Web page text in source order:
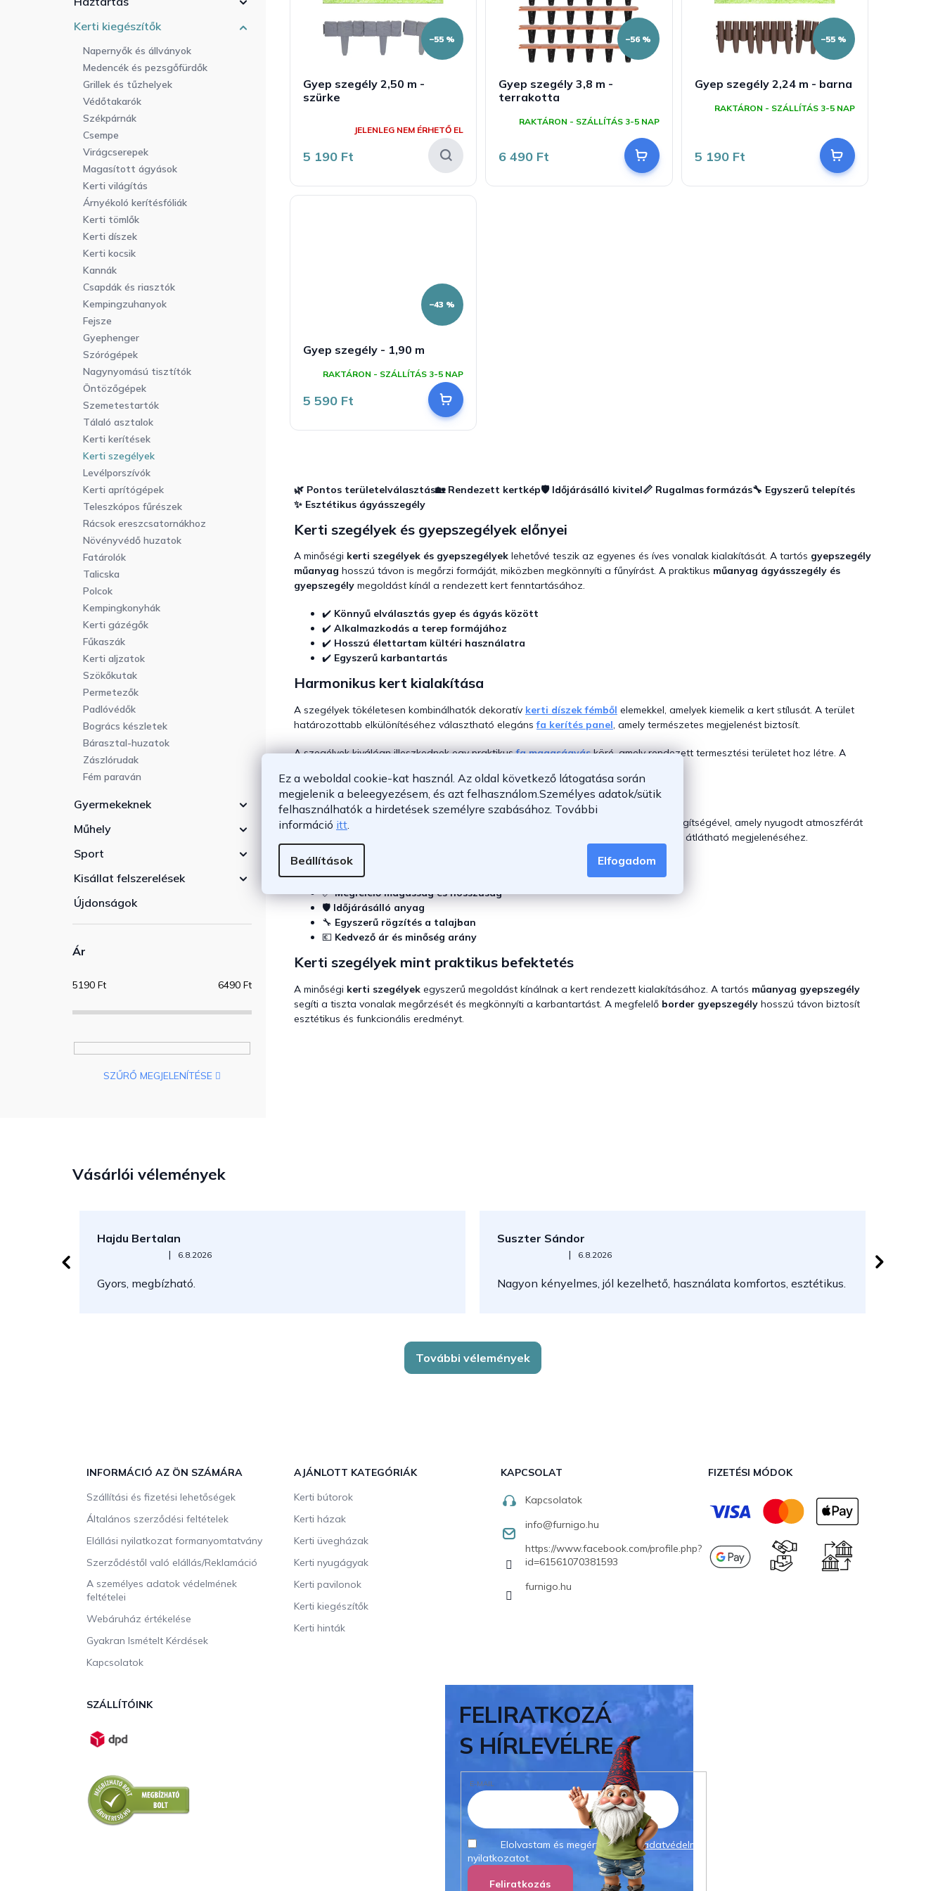
Ez a weboldal cookie-kat használ. Az oldal következő látogatása során
megjelenik a beleegyezésem, és azt felhasználom.Személyes adatok/sütik
felhasználhatók a hirdetések személyre szabásához. További
információ itt.
Beállítások Elfogadom
Kerti kiegészítők
Napernyők és állványok
Medencék és pezsgőfürdők
Grillek és tűzhelyek
Védőtakarók
Székpárnák
Csempe
Virágcserepek
Magasított ágyások
Kerti világítás
Árnyékoló kerítésfóliák
Kerti tömlők
Kerti díszek
Kerti kocsik
Kannák
Csapdák és riasztók
Kempingzuhanyok
Fejsze
Gyephenger
Szórógépek
Nagynyomású tisztítók
Öntözőgépek
Szemetestartók
Tálaló asztalok
Kerti kerítések
Kerti szegélyek
Levélporszívók
Kerti aprítógépek
Teleszkópos fűrészek
Rácsok ereszcsatornákhoz
Növényvédő huzatok
Fatárolók
Talicska
Polcok
Kempingkonyhák
Kerti gázégők
Fűkaszák
Kerti aljzatok
Szökőkutak
Permetezők
Padlóvédők
Bogrács készletek
Bárasztal-huzatok
Zászlórudak
Fém paraván
Gyermekeknek
Műhely
Sport
Kisállat felszerelések
Újdonságok
Ár
5190 Ft 6490 Ft
SZŰRŐ MEGJELENÍTÉSE
–55 %
Gyep szegély 2,50 m -
szürke
értékelése
5-
5,0
csillag.
JELENLEG NEM ÉRHETŐ EL
5 190 Ft
–56 %
Gyep szegély 3,8 m -
terrakotta
RAKTÁRON - SZÁLLÍTÁS 3-5 NAP
6 490 Ft
–55 %
Gyep szegély 2,24 m - barna
RAKTÁRON - SZÁLLÍTÁS 3-5 NAP
5 190 Ft
–43 %
Gyep szegély - 1,90 m
RAKTÁRON - SZÁLLÍTÁS 3-5 NAP
5 590 Ft
s
t
á
n
y
í
i
🌿 Pontos területelválasztás🏡 Rendezett kertkép🛡️ Időjárásálló kivitel📏 Rugalmas formázás🔧 Egyszerű telepítés
✨ Esztétikus ágyásszegély
Kerti szegélyek és gyepszegélyek előnyei
A minőségi kerti szegélyek és gyepszegélyek lehetővé teszik az egyenes és íves vonalak kialakítását. A tartós gyepszegély
műanyag hosszú távon is megőrzi formáját, miközben megkönnyíti a fűnyírást. A praktikus műanyag ágyásszegély és
gyepszegély megoldást kínál a rendezett kert fenntartásához.
✔️ Könnyű elválasztás gyep és ágyás között
✔️ Alkalmazkodás a terep formájához
✔️ Hosszú élettartam kültéri használatra
✔️ Egyszerű karbantartás
Harmonikus kert kialakítása
A szegélyek tökéletesen kombinálhatók dekoratív kerti díszek fémből elemekkel, amelyek kiemelik a kert stílusát. A terület
határozottabb elkülönítéséhez választható elegánsfa kerítés panel, amely természetes megjelenést biztosít.
A szegélyek kiválóan illeszkednek egy praktikusfa magaságyásköré, amely rendezett termesztési területet hoz létre. A
Kellemes hangulat a kertben
A harmonikus összhatás érdekében a kert díszíthető egy elegáns
segítségével, amely nyugodt atmoszférát
hozzájárul a kert rendezett és átlátható megjelenéséhez.
Mire figyeljünk a választás során
📏Megfelelő magasság és hosszúság
🛡️ Időjárásálló anyag
🔧 Egyszerű rögzítés a talajban
💶 Kedvező ár és minőség arány
Kerti szegélyek mint praktikus befektetés
A minőségi kerti szegélyek egyszerű megoldást kínálnak a kert rendezett kialakításához. A tartós műanyag gyepszegély
segíti a tiszta vonalak megőrzését és megkönnyíti a karbantartást. A megfelelő border gyepszegély hosszú távon biztosít
esztétikus és funkcionális eredményt.
Vásárlói vélemények
Hajdu Bertalan
Az áruház értékelése 5-ből 5 csillag.
| 6.8.2026
Gyors, megbízható.
Suszter Sándor
Az áruház értékelése 5-ből 5 csillag.
| 6.8.2026
Nagyon kényelmes, jól kezelhető, használata komfortos, esztétikus.
További vélemények
INFORMÁCIÓ AZ ÖN SZÁMÁRA
Szállítási és fizetési lehetőségek
Általános szerződési feltételek
Elállási nyilatkozat formanyomtatvány
Szerződéstől való elállás/Reklamáció
A személyes adatok védelmének
feltételei
Webáruház értékelése
Gyakran Ismételt Kérdések
Kapcsolatok
AJÁNLOTT KATEGÓRIÁK
Kerti bútorok
Kerti házak
Kerti üvegházak
Kerti nyugágyak
Kerti pavilonok
Kerti kiegészítők
Kerti hinták
KAPCSOLAT
Kapcsolatok
info@furnigo.hu
https://www.facebook.com/profile.php?
id=61561070381593
furnigo.hu
FIZETÉSI MÓDOK
SZÁLLÍTÓINK
FELIRATKOZÁ
S HÍRLEVÉLRE
E-MAIL
Elolvastam és megértettem azadatvédelmi
nyilatkozatot.
Feliratkozás